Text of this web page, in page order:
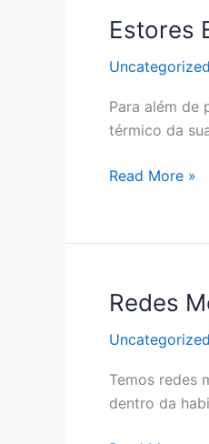
Estores
Uncategorized
Para além de
térmico da
Estores
Read More »
Redes
Uncategorized
Temos redes
dentro da